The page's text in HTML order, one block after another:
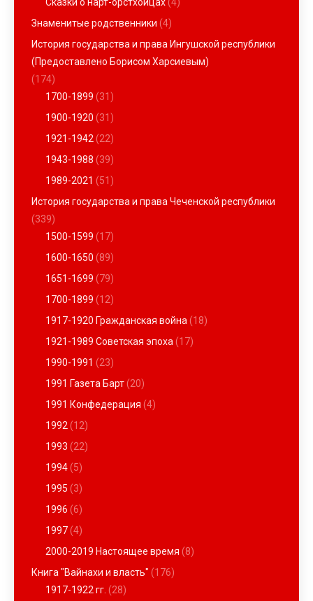
Знаменитые родственники (4)
История государства и права Ингушской республики
(Предоставлено Борисом Харсиевым)
(174)
1700-1899 (31)
1900-1920 (31)
1921-1942 (22)
1943-1988 (39)
1989-2021 (51)
История государства и права Чеченской республики
(339)
1500-1599 (17)
1600-1650 (89)
1651-1699 (79)
1700-1899 (12)
1917-1920 Гражданская война (18)
1921-1989 Советская эпоха (17)
1990-1991 (23)
1991 Газета Барт(20)
1991 Конфедерация (4)
1992 (12)
1993 (22)
1994(5)
1995 (3)
1996 (6)
1997(4)
2000-2019 Настоящее время (8)
Книга "Вайнахи и власть" (176)
1917-1922 гг. (28)